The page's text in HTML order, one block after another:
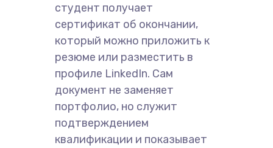
студент получает
сертификат об окончании,
который можно приложить к
резюме или разместить в
профиле LinkedIn. Сам
документ не заменяет
портфолио, но служит
подтверждением
квалификации и показывает